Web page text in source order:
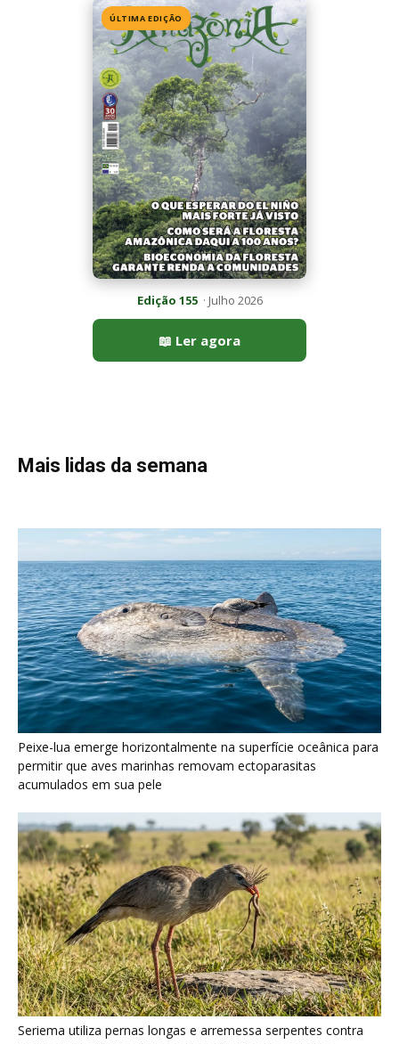
Edição 155· Julho 2026
📖 Ler agora
Mais lidas da semana
Peixe-lua emerge horizontalmente na superfície oceânica para
permitir que aves marinhas removam ectoparasitas
Seriema utiliza pernas longas e arremessa serpentes contra
rochas para subjugar presas peçonhentas nos campos
Poraquê sincroniza descargas elétricas em grupo para
amplificar campo elétrico e atordoar cardumes de peixes